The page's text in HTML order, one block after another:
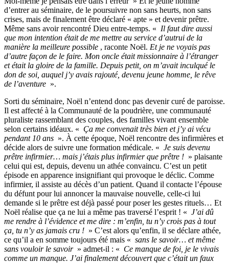
d’entrer au séminaire, de le poursuivre non sans heurts, non sans
crises, mais de finalement être déclaré « apte » et devenir prêtre.
Même sans avoir rencontré Dieu entre-temps. « Il faut dire aussi
que mon intention était de me mettre au service d’autrui de la
manière la meilleure possible , raconte Noël. Et je ne voyais pas
d’autre façon de le faire. Mon oncle était missionnaire à l’étranger
et était la gloire de la famille. Depuis petit, on m’avait inculqué le
don de soi, auquel j’y avais rajouté, devenu jeune homme, le rêve
de l’aventure ».
Sorti du séminaire, Noël n’entend donc pas devenir curé de paroisse.
Il est affecté à la Communauté de la poudrière, une communauté
pluraliste rassemblant des couples, des familles vivant ensemble
selon certains idéaux. « Ça me convenait très bien et j’y ai vécu
pendant 10 ans ». À cette époque, Noël rencontre des infirmières et
décide alors de suivre une formation médicale. « Je suis devenu
prêtre infirmier… mais j’étais plus infirmier que prêtre ! » plaisante
celui qui est, depuis, devenu un athée convaincu. C’est un petit
épisode en apparence insignifiant qui provoque le déclic. Comme
infirmier, il assiste au décès d’un patient. Quand il contacte l’épouse
du défunt pour lui annoncer la mauvaise nouvelle, celle-ci lui
demande si le prêtre est déjà passé pour poser les gestes rituels… Et
Noël réalise que ça ne lui a même pas traversé l’esprit ! « J’ai dû
me rendre à l’évidence et me dire : m’enfin, tu n’y crois pas à tout
ça, tu n’y as jamais cru ! » C’est alors qu’enfin, il se déclare athée,
ce qu’il a en somme toujours été mais « sans le savoir… et même
sans vouloir le savoir » admet-il : « Ce manque de foi, je le vivais
comme un manque. J’ai finalement découvert que c’était un faux